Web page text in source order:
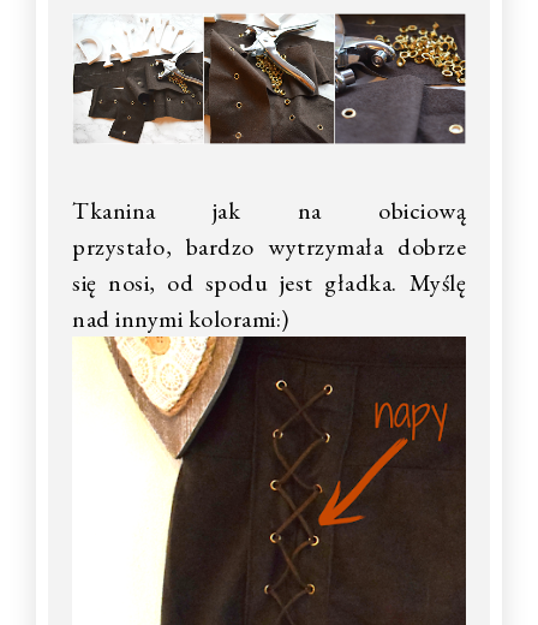
Tkanina jak na obiciową
przystało, bardzo wytrzymała dobrze
się nosi, od spodu jest gładka. Myślę
nad innymi kolorami:)